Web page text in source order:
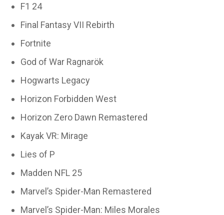
F1 24
Final Fantasy VII Rebirth
Fortnite
God of War Ragnarök
Hogwarts Legacy
Horizon Forbidden West
Horizon Zero Dawn Remastered
Kayak VR: Mirage
Lies of P
Madden NFL 25
Marvel’s Spider-Man Remastered
Marvel’s Spider-Man: Miles Morales